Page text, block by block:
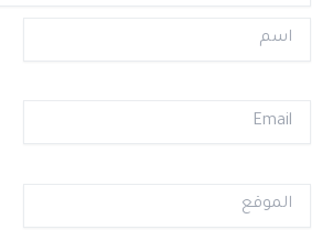
اسم
Email
الموقع